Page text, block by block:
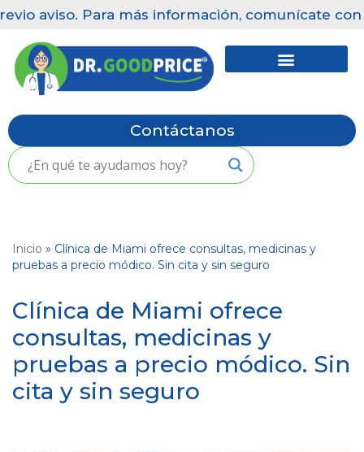
Saltar
al
contenido
aviso. Para más información, comunícate con
Contáctanos
Inicio » Clínica de Miami ofrece consultas, medicinas y
pruebas a precio módico. Sin cita y sin seguro
Clínica de Miami ofrece
consultas, medicinas y
pruebas a precio módico. Sin
cita y sin seguro